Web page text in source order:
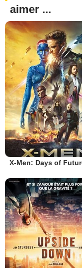
aimer ...
X-Men: Days of